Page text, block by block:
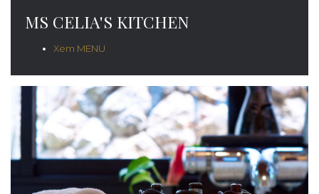
MS CELIA'S KITCHEN
Xem MENU